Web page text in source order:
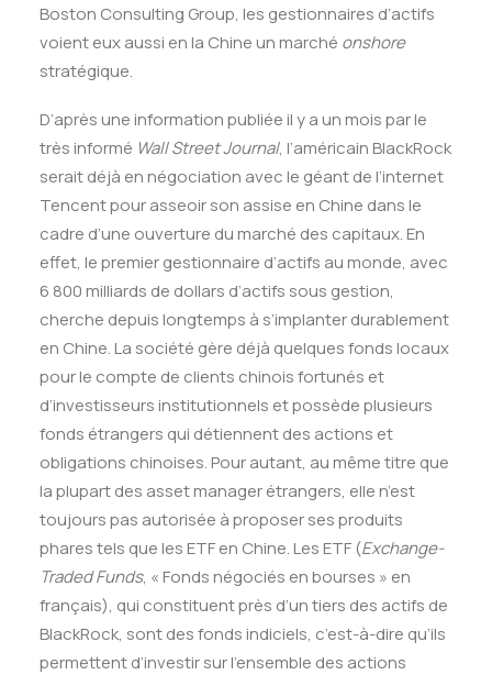
Boston Consulting Group, les gestionnaires d’actifs
voient eux aussi en la Chine un marché onshore
stratégique.
D’après une information publiée il y a un mois par le
très informé Wall Street Journal, l’américain BlackRock
serait déjà en négociation avec le géant de l’internet
Tencent pour asseoir son assise en Chine dans le
cadre d’une ouverture du marché des capitaux. En
effet, le premier gestionnaire d’actifs au monde, avec
6 800 milliards de dollars d’actifs sous gestion,
cherche depuis longtemps à s’implanter durablement
en Chine. La société gère déjà quelques fonds locaux
pour le compte de clients chinois fortunés et
d’investisseurs institutionnels et possède plusieurs
fonds étrangers qui détiennent des actions et
obligations chinoises. Pour autant, au même titre que
la plupart des asset manager étrangers, elle n’est
toujours pas autorisée à proposer ses produits
phares tels que les ETF en Chine. Les ETF (Exchange-
Traded Funds, « Fonds négociés en bourses » en
français), qui constituent près d’un tiers des actifs de
BlackRock, sont des fonds indiciels, c’est-à-dire qu’ils
permettent d’investir sur l’ensemble des actions